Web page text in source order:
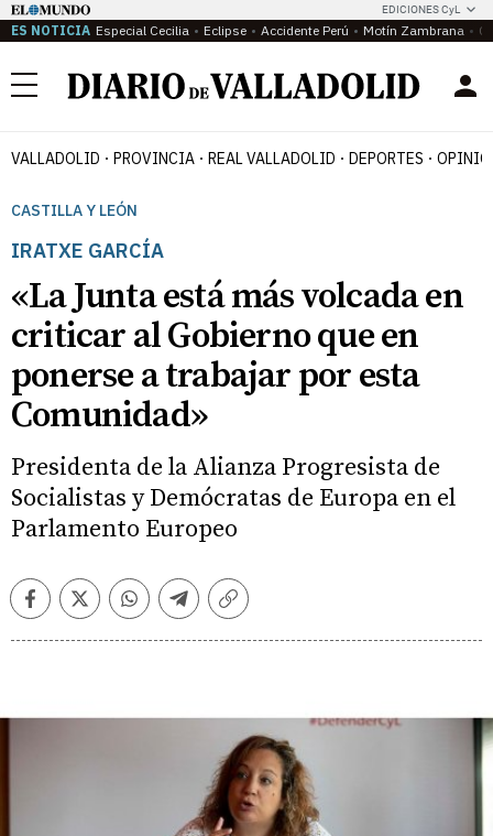
EDICIONES CyL
ES NOTICIA Especial Cecilia Eclipse Accidente Perú Motín Zambrana
Menú
VALLADOLID PROVINCIA REAL VALLADOLID DEPORTES
CASTILLA Y LEÓN
IRATXE GARCÍA
«La Junta está más volcada en
criticar al Gobierno que en
ponerse a trabajar por esta
Comunidad»
Presidenta de la Alianza Progresista de
Socialistas y Demócratas de Europa en el
Parlamento Europeo
FacebookTwitterWhatsappTelegramCopiar